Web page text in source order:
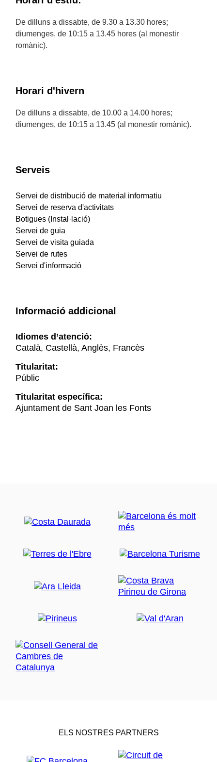
De dilluns a dissabte, de 9.30 a 13.30 hores;
diumenges, de 10:15 a 13.45 hores (al monestir
romànic).
Horari d'hivern
De dilluns a dissabte, de 10.00 a 14.00 hores;
diumenges, de 10:15 a 13.45 (al monestir romànic).
Serveis
Servei de distribució de material informatiu
Servei de reserva d'activitats
Botigues (Instal·lació)
Servei de guia
Servei de visita guiada
Servei de rutes
Servei d'informació
Informació addicional
Idiomes d’atenció:
Català, Castellà, Anglès, Francès
Titularitat:
Públic
Titularitat específica:
Ajuntament de Sant Joan les Fonts
ELS NOSTRES PARTNERS